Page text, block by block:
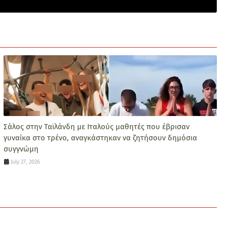
Σάλος στην Ταϊλάνδη με Ιταλούς μαθητές που έβρισαν
γυναίκα στο τρένο, αναγκάστηκαν να ζητήσουν δημόσια
συγγνώμη
July 27, 2026